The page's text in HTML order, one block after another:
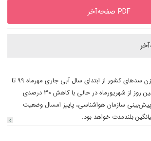
PDF صفحه‌آخر
حجم آب موجود در مخازن سدهای کشور از ابتدای سال آبی جاری مهرماه ۹۹ تا
آخر شهریور۱۴۰۰ تا پنجمین روز از شهریورماه در حالی با کاهش ۳۰ درصدی
سازمان هواشناسی، پاییز امسال وضعیت
بلندمدت خواهد بود.